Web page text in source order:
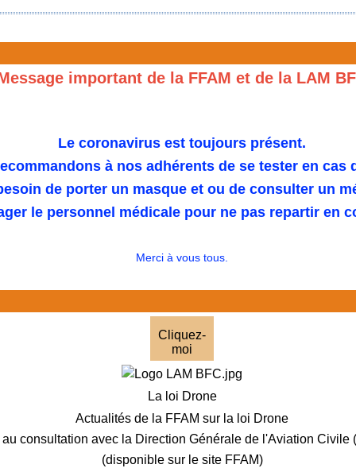
important de la FFAM et de la LAM
Le coronavirus est toujours présent.
à nos adhérents de se tester en cas
de porter un masque et ou de consulter un
le personnel médicale pour ne pas repartir en
Merci à vous tous.
Cliquez-
moi
La loi Drone
Actualités de la FFAM sur la loi Drone
consultation avec la Direction Générale de l'Aviation Civile
(disponible sur le site FFAM)